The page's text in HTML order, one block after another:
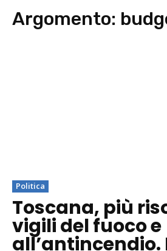
Argomento:
Politica
Toscana, più
vigili del fuoco e
all’antincendio.